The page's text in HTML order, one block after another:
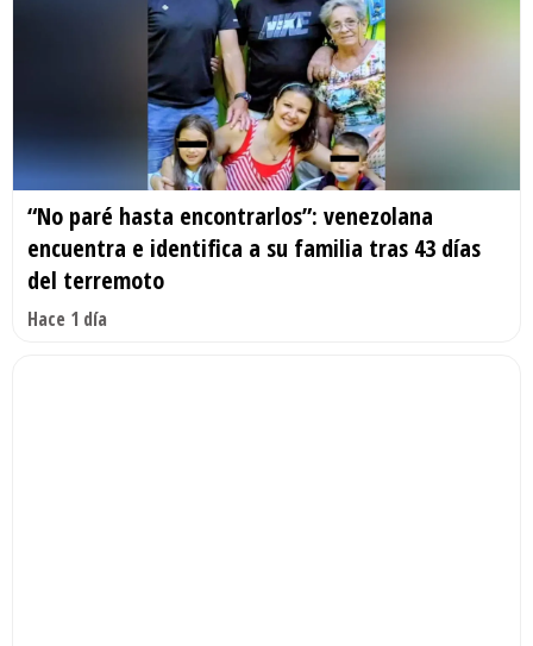
“No paré hasta encontrarlos”: venezolana
encuentra e identifica a su familia tras 43 días
del terremoto
Hace 1 día